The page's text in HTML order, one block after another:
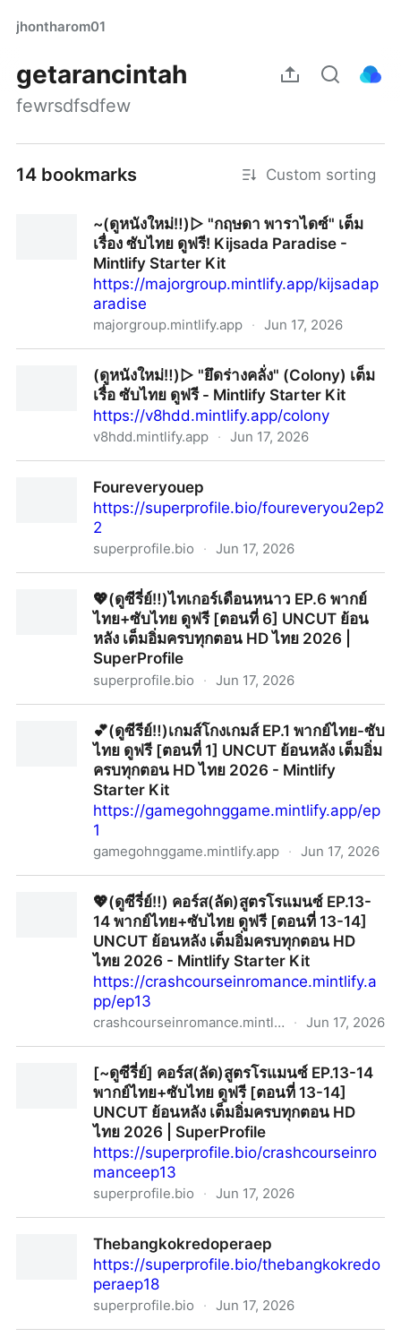
jhontharom01
getarancintah
fewrsdfsdfew
14 bookmarks Custom sorting
~(ดูหนังใหม่‼️)▷ "กฤษดา พาราไดซ์" เต็ม
เรื่อง ซับไทย ดูฟรี! Kijsada Paradise -
Mintlify Starter Kit
https://majorgroup.mintlify.app/kijsadap
aradise
majorgroup.mintlify.app · Jun 17, 2026
ฟรี! Kijsada Paradise - Mintlify Starter Kit
(ดูหนังใหม่‼️)▷ "ยึดร่างคลั่ง" (Colony) เต็ม
เรื่อ ซับไทย ดูฟรี - Mintlify Starter Kit
https://v8hdd.mintlify.app/colony
v8hdd.mintlify.app · Jun 17, 2026
- Mintlify Starter Kit
Foureveryouep
https://superprofile.bio/foureveryou2ep2
2
superprofile.bio · Jun 17, 2026
💖(ดูซีรี่ย์‼️)ไทเกอร์เดือนหนาว EP.6 พากย์
ไทย+ซับไทย ดูฟรี [ตอนที่ 6] UNCUT ย้อน
หลัง เต็มอิ่มครบทุกตอน HD ไทย 2026 |
SuperProfile
superprofile.bio · Jun 17, 2026
ฟรี [ตอนที่ 6] UNCUT ย้อนหลัง เต็มอิ่มครบทุกตอน HD
ไทย 2026 | SuperProfile
💕(ดูซีรีย์‼️)เกมส์โกงเกมส์ EP.1 พากย์ไทย-ซับ
ไทย ดูฟรี [ตอนที่ 1] UNCUT ย้อนหลัง เต็มอิ่ม
ครบทุกตอน HD ไทย 2026 - Mintlify
Starter Kit
https://gamegohnggame.mintlify.app/ep
1
gamegohnggame.mintlify.app · Jun 17, 2026
[ตอนที่ 1] UNCUT ย้อนหลัง เต็มอิ่มครบทุกตอน HD ไทย
2026 - Mintlify Starter Kit
💖(ดูซีรี่ย์‼️) คอร์ส(ลัด)สูตรโรแมนซ์ EP.13-
14 พากย์ไทย+ซับไทย ดูฟรี [ตอนที่ 13-14]
UNCUT ย้อนหลัง เต็มอิ่มครบทุกตอน HD
ไทย 2026 - Mintlify Starter Kit
https://crashcourseinromance.mintlify.a
pp/ep13
crashcourseinromance.mintlify.app · Jun 17, 2026
ไทย+ซับไทย ดูฟรี [ตอนที่ 13-14] UNCUT ย้อนหลัง เต็มอิ่ม
ครบทุกตอน HD ไทย 2026 - Mintlify Starter Kit
[~ดูซีรี่ย์] คอร์ส(ลัด)สูตรโรแมนซ์ EP.13-14
พากย์ไทย+ซับไทย ดูฟรี [ตอนที่ 13-14]
UNCUT ย้อนหลัง เต็มอิ่มครบทุกตอน HD
ไทย 2026 | SuperProfile
https://superprofile.bio/crashcourseinro
manceep13
superprofile.bio · Jun 17, 2026
ไทย ดูฟรี [ตอนที่ 13-14] UNCUT ย้อนหลัง เต็มอิ่มครบทุก
ตอน HD ไทย 2026 | SuperProfile
Thebangkokredoperaep
https://superprofile.bio/thebangkokredo
peraep18
superprofile.bio · Jun 17, 2026